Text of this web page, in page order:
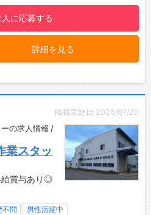
級チャレンジ期間」→「サービス
」→「店長」→「本部スタッフ」
描いていくことが可能です♪
気・社風】
、風通しの良さです！
集まる「ビジョンミーティン
を設け、部門・役職・経験年
ン実現の為にどのような行動を
という話し合いを行っておりま
タッフ全員と担当の本社スタッ
や業務改善のための「クリアミ
定期的に開催し、店舗と本部の
人に応募する
詳細を見る
掲載開始日:2026/07/20
の求人情報 /
業スタッ
賞与あり◎
不問 男性活躍中